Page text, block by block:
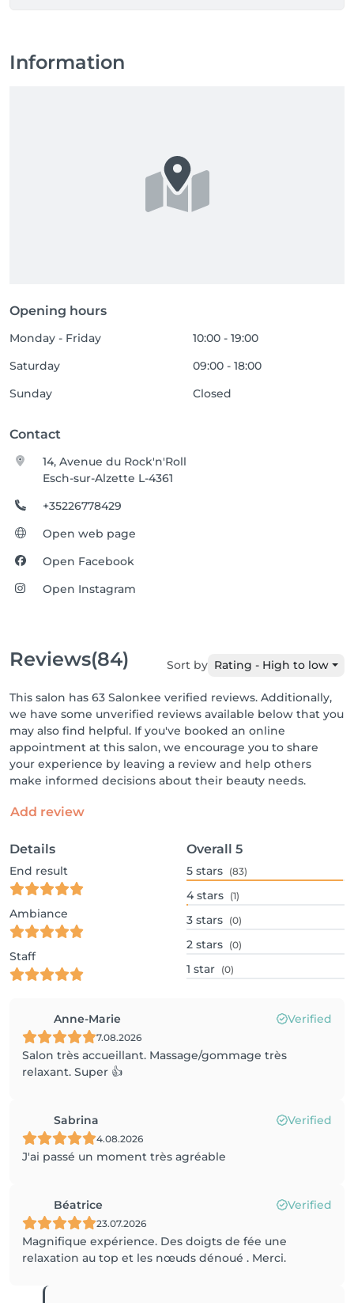
Information
Opening hours
Monday - Friday
10:00 - 19:00
Saturday
09:00 - 18:00
Sunday
Closed
Contact
14, Avenue du Rock'n'Roll
Esch-sur-Alzette L-4361
+35226778429
Open web page
Open Facebook
Open Instagram
Reviews(84) Sort by Rating - High to low
This salon has 63 Salonkee verified reviews. Additionally,
we have some unverified reviews available below that you
may also find helpful. If you've booked an online
appointment at this salon, we encourage you to share
your experience by leaving a review and help others
make informed decisions about their beauty needs.
Add review
Details
End result
Ambiance
Staff
Overall 5
5 stars (83)
4 stars (1)
3 stars (0)
2 stars (0)
1 star (0)
Anne-Marie Verified
7.08.2026
Salon très accueillant. Massage/gommage très
relaxant. Super 👍
Sabrina Verified
4.08.2026
J'ai passé un moment très agréable
Béatrice Verified
23.07.2026
Magnifique expérience. Des doigts de fée une
relaxation au top et les nœuds dénoué . Merci.